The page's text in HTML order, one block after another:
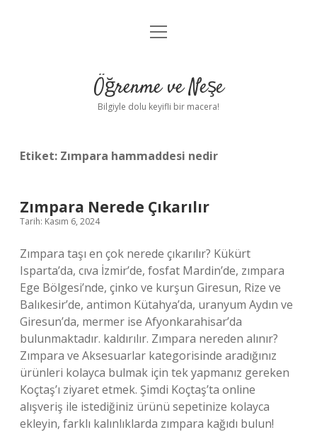
Anasayfa
Yasal Uyarı
menüyü
Öğrenme ve Neşe
Bilgiyle dolu keyifli bir macera!
Etiket: Zımpara hammaddesi nedir
Zımpara Nerede Çıkarılır
Tarih: Kasım 6, 2024
Zımpara taşı en çok nerede çıkarılır? Kükürt
Isparta’da, cıva İzmir’de, fosfat Mardin’de, zımpara
Ege Bölgesi’nde, çinko ve kurşun Giresun, Rize ve
Balıkesir’de, antimon Kütahya’da, uranyum Aydın ve
Giresun’da, mermer ise Afyonkarahisar’da
bulunmaktadır. kaldırılır. Zımpara nereden alınır?
Zımpara ve Aksesuarlar kategorisinde aradığınız
ürünleri kolayca bulmak için tek yapmanız gereken
Koçtaş’ı ziyaret etmek. Şimdi Koçtaş’ta online
alışveriş ile istediğiniz ürünü sepetinize kolayca
ekleyin, farklı kalınlıklarda zımpara kağıdı bulun!